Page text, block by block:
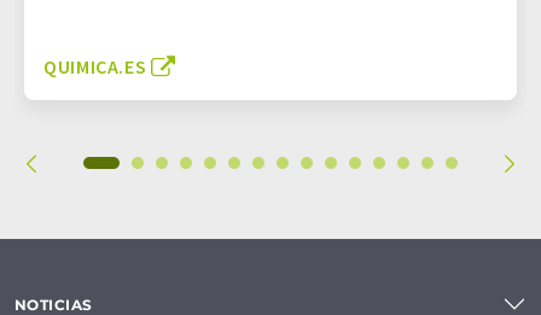
QUIMICA.ES
NOTICIAS